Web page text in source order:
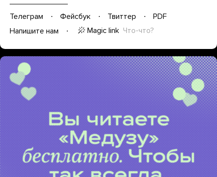
Телеграм Фейсбук Твиттер
PDF
Напишите нам
Magic link Что-что?